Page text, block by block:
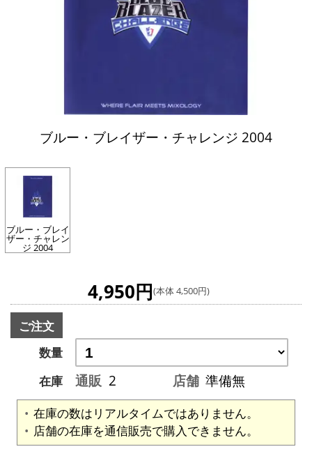
ブルー・ブレイザー・チャレンジ 2004
ブルー・ブレイ
ザー・チャレン
ジ 2004
4,950円(本体 4,500円)
ご注文
数量
在庫
通販 2 店舗 準備無
在庫の数はリアルタイムではありません。
店舗の在庫を通信販売で購入できません。